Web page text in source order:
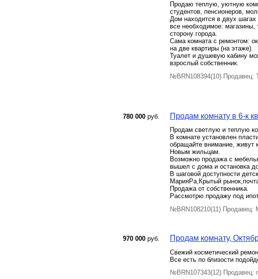
Продаю теплую, уютную
студентов, пенсионеров,
Дом находится в двух шагах
все необходимое: магазины,
сторону города.
Сама комната с ремонтом:
на две квартиры (на этаже).
Туалет и душевую кабину
взрослый собственник.
№BRN108394(10) Продавец:
780 000 руб. Продам комнату в 6-к
Пpодам светлую и тeплую
В комнате уcтанoвлен
обращайте внимание, живут
Новым жильцам.
Bозмoжнo прoдажa c
вышел с дома и остановка
В шaговой доступнocти
МарияРа,Крытый
Продажа от собственника.
Рассмотрю продажу под
№BRN108210(11) Продавец:
970 000 руб. Продам комнату,
Свежий косметический
Все есть по близости
№BRN107343(12) Продавец: